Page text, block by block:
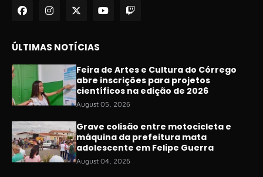
ÚLTIMAS NOTÍCIAS
Feira de Artes e Cultura do Córrego
abre inscrições para projetos
científicos na edição de 2026
August 05, 2026
Grave colisão entre motocicleta e
máquina da prefeitura mata
adolescente em Felipe Guerra
August 04, 2026